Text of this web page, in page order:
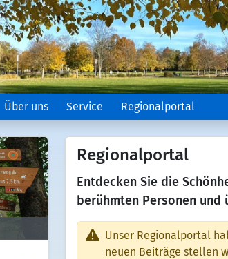
Über uns Service Regionalportal
Regionalportal
Entdecken Sie die
berühmten Personen und
Unser Regionalportal
neuen Beiträge stellen